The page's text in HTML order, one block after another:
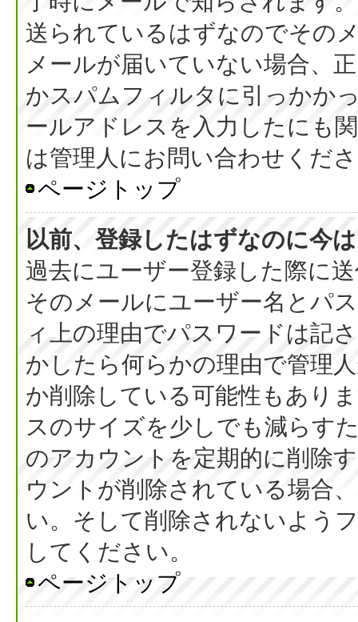
送られているはずなのでその
メールが届いていない場合、
かスパムフィルタに引っかか
ールアドレスを入力したにも
は管理人にお問い合わせくだ
ページトップ
以前、登録したはずなのに今
過去にユーザー登録した際に
そのメールにユーザー名とパ
ィ上の理由でパスワードは記
かしたら何らかの理由で管理
か削除している可能性もあり
スのサイズを少しでも減らす
のアカウントを定期的に削除
ウントが削除されている場合
い。そして削除されないよう
してください。
ページトップ